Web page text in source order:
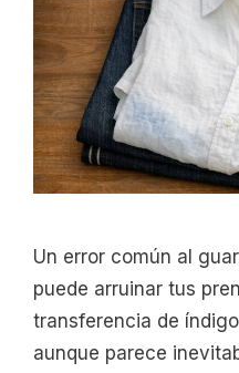
Un error común al
puede arruinar tus
transferencia de
aunque parece